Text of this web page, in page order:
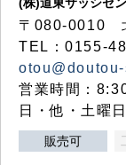
〒080-0010
TEL：0155-
営業時間：
日・他・土曜
販売可